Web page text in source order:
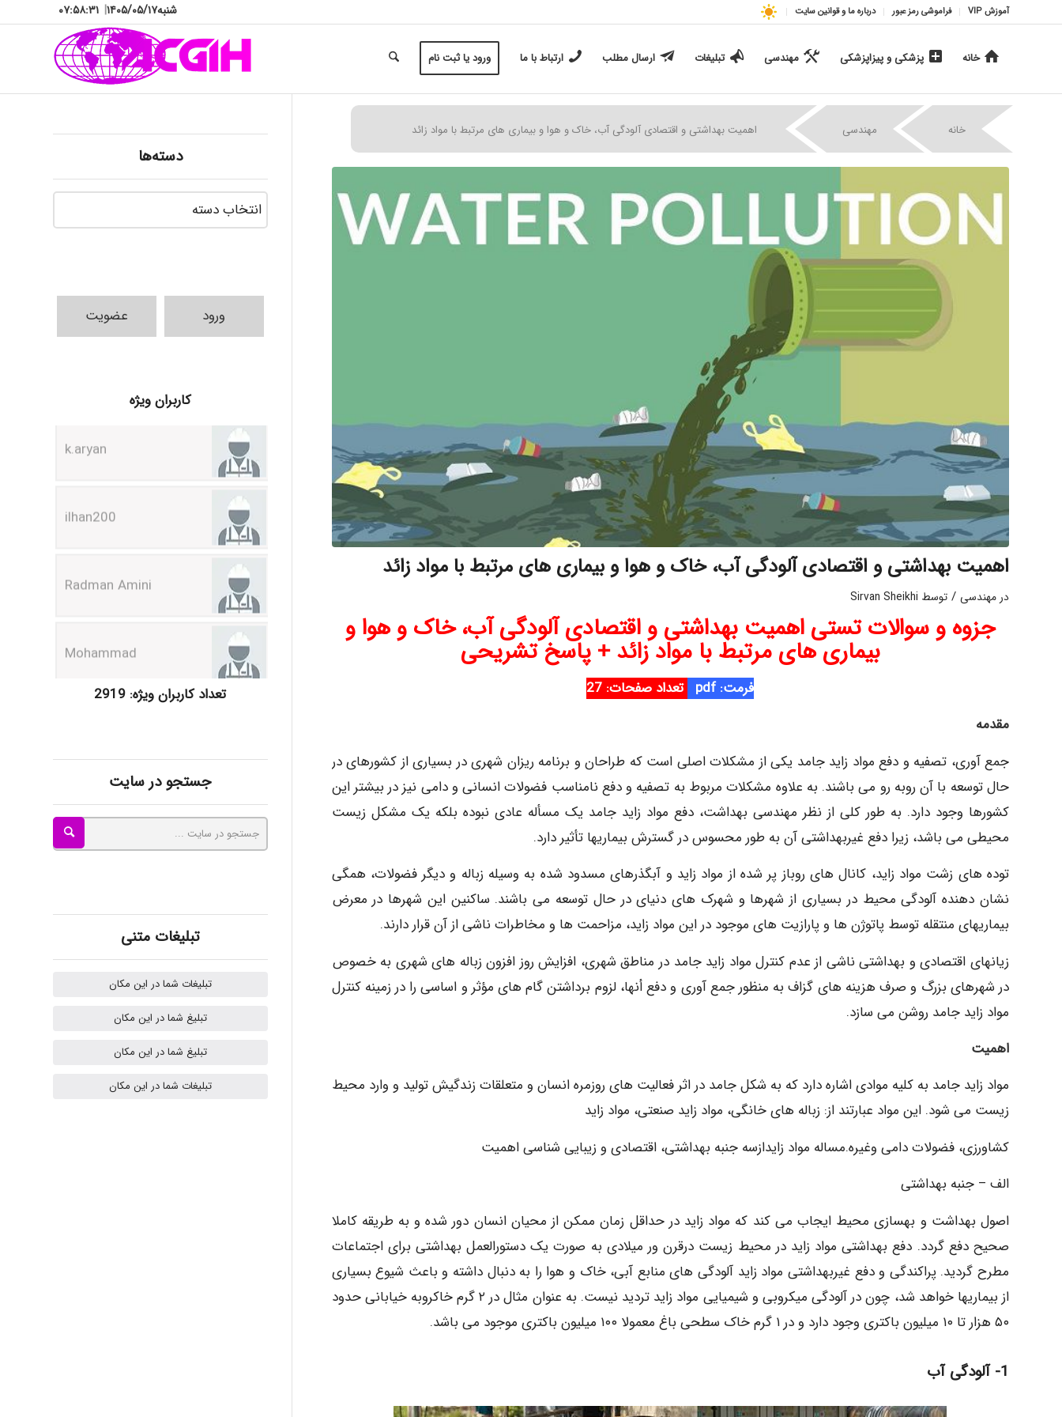
آموزش VIP فراموشی رمز عبور درباره ما و قوانین سایت شنبه۱۴۰۵/۰۵/۱۷| ۰۷:۵۸:۳۳
خانه پزشکی و پیزاپزشکی مهندسی تبلیغات ارسال مطلب ارتباط با ما ورود یا ثبت نام
خانه مهندسی | اهمیت بهداشتی و اقتصادی آلودگی آب، خاک و هوا و بیماری های مرتبط با مواد زائد
اهمیت بهداشتی و اقتصادی آلودگی آب، خاک و هوا و بیماری های مرتبط با مواد زائد
درمهندسی / توسط Sirvan Sheikhi
جزوه و سوالات تستی اهمیت بهداشتی و اقتصادی آلودگی آب، خاک و هوا و
بیماری های مرتبط با مواد زائد + پاسخ تشریحی
فرمت: pdf
تعداد صفحات: 27
مقدمه
جمع آوری، تصفیه و دفع مواد زاید جامد یکی از مشکلات اصلی است که طراحان و برنامه ریزان شهری در بسیاری از کشورهای در
حال توسعه با آن روبه رو می باشند. به علاوه مشکلات مربوط به تصفیه و دفع نامناسب فضولات انسانی و دامی نیز در بیشتر این
کشورها وجود دارد. به طور کلی از نظر مهندسی بهداشت، دفع مواد زاید جامد یک مسأله عادی نبوده بلکه یک مشکل زیست
محیطی می باشد، زیرا دفع غیربهداشتی آن به طور محسوس در گسترش بیماریها تأثیر دارد.
توده های زشت مواد زاید، کانال های روباز پر شده از مواد زاید و آبگذرهای مسدود شده به وسیله زباله و دیگر فضولات، همگی
نشان دهنده آلودگی محیط در بسیاری از شهرها و شهرک های دنیای در حال توسعه می باشند. ساکنین این شهرها در معرض
بیماریهای منتقله توسط پاتوژن ها و پارازیت های موجود در این مواد زاید، مزاحمت ها و مخاطرات ناشی از آن قرار دارند.
زیانهای اقتصادی و بهداشتی ناشی از عدم کنترل مواد زاید جامد در مناطق شهری، افزایش روز افزون زباله های شهری به خصوص
در شهرهای بزرگ و صرف هزینه های گزاف به منظور جمع آوری و دفع أنها، لزوم برداشتن گام های مؤثر و اساسی را در زمینه کنترل
مواد زاید جامد روشن می سازد.
اهمیت
مواد زاید جامد به کلیه موادی اشاره دارد که به شکل جامد در اثر فعالیت های روزمره انسان و متعلقات زندگیش تولید و وارد محیط
زیست می شود. این مواد عبارتند از: زباله های خانگی، مواد زاید صنعتی، مواد زاید
کشاورزی، فضولات دامی وغیرہ.مساله مواد زایدازسه جنبه بهداشتی، اقتصادی و زیبایی شناسی اهمیت
الف – جنبه بهداشتی
اصول بهداشت و بهسازی محیط ایجاب می کند که مواد زاید در حداقل زمان ممکن از محیان انسان دور شده و به طریقه کاملا
صحيح دفع گردد. دفع بهداشتی مواد زاید در محیط زیست درقرن ور میلادی به صورت یک دستورالعمل بهداشتی برای اجتماعات
مطرح گردید. پراکندگی و دفع غیربهداشتی مواد زاید آلودگی های منابع آبی، خاک و هوا را به دنبال داشته و باعث شیوع بسیاری
از بیماریها خواهد شد، چون در آلودگی میکروبی و شیمیایی مواد زاید تردید نیست. به عنوان مثال در ۲ گرم خاکروبه خیابانی حدود
۵۰ هزار تا ۱۰ میلیون باکتری وجود دارد و در ۱ گرم خاک سطحی باغ معمولا ۱۰۰ میلیون باکتری موجود می باشد.
1- آلودگی آب
دسته‌ها
دسته‌ها
ورود عضویت
کاربران ویژه
ilhan200
Radman Amini
Mohammad
Tavan
akhtar shahsavandi
kimiya zirakpoor
ayda habibnejad
Nazaninkarkon
تعداد کاربران ویژه: 2919
جستجو در سایت
تبلیغات متنی
تبلیغات شما در این مکان
تبلیغ شما در این مکان
تبلیغ شما در این مکان
تبلیغات شما در این مکان